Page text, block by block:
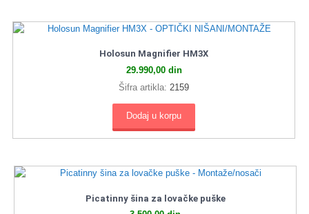
Holosun Magnifier HM3X
29.990,00 din
Šifra artikla: 2159
Dodaj u korpu
Picatinny šina za lovačke puške